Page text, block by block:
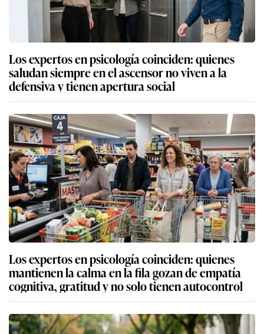
Los expertos en psicología coinciden: quienes
saludan siempre en el ascensor no viven a la
defensiva y tienen apertura social
Los expertos en psicología coinciden: quienes
mantienen la calma en la fila gozan de empatía
cognitiva, gratitud y no solo tienen autocontrol